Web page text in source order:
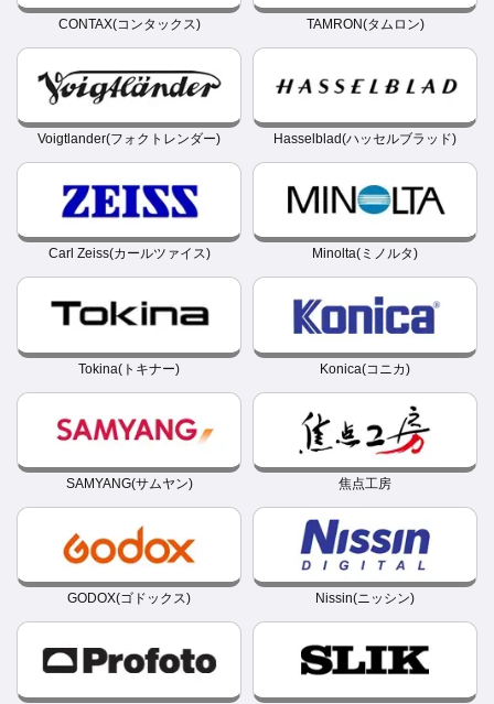
CONTAX(コンタックス) TAMRON(タムロン)
Voigtlander(フォクトレンダー) Hasselblad(ハッセルブラッド)
Carl Zeiss(カールツァイス) Minolta(ミノルタ)
Tokina(トキナー) Konica(コニカ)
SAMYANG(サムヤン) 焦点工房
GODOX(ゴドックス) Nissin(ニッシン)